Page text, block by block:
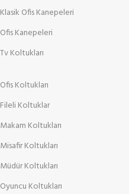
Klasik Ofis Kanepeleri
Ofis Kanepeleri
Tv Koltukları
Ofis Koltukları
Fileli Koltuklar
Makam Koltukları
Misafir Koltukları
Müdür Koltukları
Oyuncu Koltukları